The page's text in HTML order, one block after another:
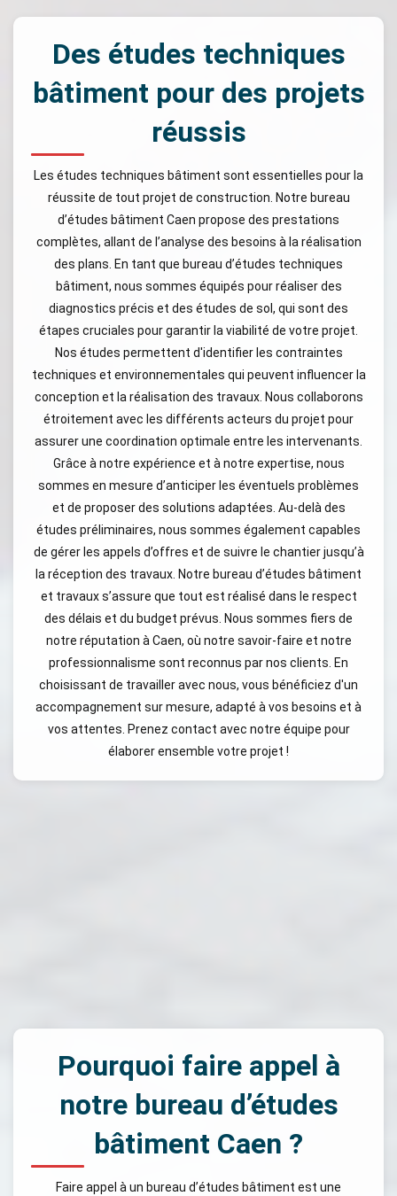
Des études techniques
bâtiment pour des projets
réussis
Les études techniques bâtiment sont essentielles pour la
réussite de tout projet de construction. Notre bureau
d’études bâtiment Caen propose des prestations
complètes, allant de l’analyse des besoins à la réalisation
des plans. En tant que bureau d’études techniques
bâtiment, nous sommes équipés pour réaliser des
diagnostics précis et des études de sol, qui sont des
étapes cruciales pour garantir la viabilité de votre projet.
Nos études permettent d'identifier les contraintes
techniques et environnementales qui peuvent influencer la
conception et la réalisation des travaux. Nous collaborons
étroitement avec les différents acteurs du projet pour
assurer une coordination optimale entre les intervenants.
Grâce à notre expérience et à notre expertise, nous
sommes en mesure d’anticiper les éventuels problèmes
et de proposer des solutions adaptées. Au-delà des
études préliminaires, nous sommes également capables
de gérer les appels d’offres et de suivre le chantier jusqu’à
la réception des travaux. Notre bureau d’études bâtiment
et travaux s’assure que tout est réalisé dans le respect
des délais et du budget prévus. Nous sommes fiers de
notre réputation à Caen, où notre savoir-faire et notre
professionnalisme sont reconnus par nos clients. En
choisissant de travailler avec nous, vous bénéficiez d'un
accompagnement sur mesure, adapté à vos besoins et à
vos attentes. Prenez contact avec notre équipe pour
élaborer ensemble votre projet !
Pourquoi faire appel à
notre bureau d’études
bâtiment Caen ?
Faire appel à un bureau d’études bâtiment est une